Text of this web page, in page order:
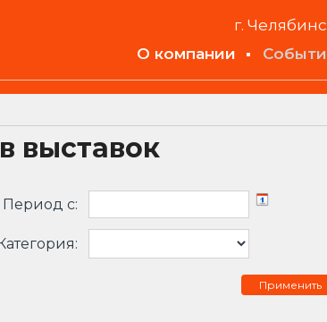
г.
О компании
выставок
Период c: